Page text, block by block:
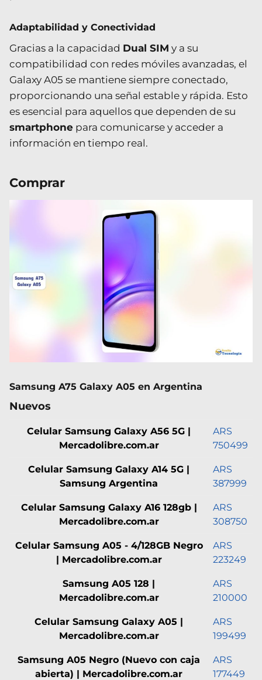
Adaptabilidad y Conectividad
Gracias a la capacidad Dual SIM y a su
compatibilidad con redes móviles avanzadas, el
Galaxy A05 se mantiene siempre conectado,
proporcionando una señal estable y rápida. Esto
es esencial para aquellos que dependen de su
smartphone para comunicarse y acceder a
información en tiempo real.
Comprar
Samsung A75 Galaxy A05 en Argentina
Nuevos
Celular Samsung Galaxy A56 5G |
Mercadolibre.com.ar
ARS
750499
Celular Samsung Galaxy A14 5G |
Samsung Argentina
ARS
387999
Celular Samsung Galaxy A16 128gb |
Mercadolibre.com.ar
ARS
308750
Celular Samsung A05 - 4/128GB Negro
| Mercadolibre.com.ar
ARS
223249
Samsung A05 128 |
Mercadolibre.com.ar
ARS
210000
Celular Samsung Galaxy A05 |
Mercadolibre.com.ar
ARS
199499
Samsung A05 Negro (Nuevo con caja
abierta) | Mercadolibre.com.ar
ARS
177449